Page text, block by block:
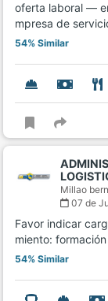
oferta laboral —
mpresa de
54% Similar
Millao
07 de
Favor indicar
miento:
54% Similar